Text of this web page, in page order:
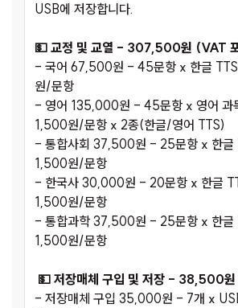
USB에 저장합니다.
💵 교정 및 교열 - 307,500원 (VAT
- 국어 67,500원 - 45문항 x 한글
원/문항
- 영어 135,000원 - 45문항 x 영어 과
1,500원/문항 x 2종(한글/영어 TTS)
- 통합사회 37,500원 - 25문항 x 한글
1,500원/문항
- 한국사 30,000원 - 20문항 x 한글
1,500원/문항
- 통합과학 37,500원 - 25문항 x 한글
1,500원/문항
💵 저장매체 구입 및 저장 - 38,500
- 저장매체 구입 35,000원 - 7개 x